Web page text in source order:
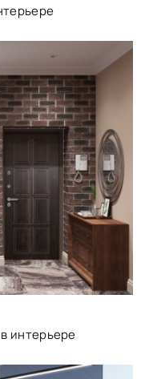
интерьере